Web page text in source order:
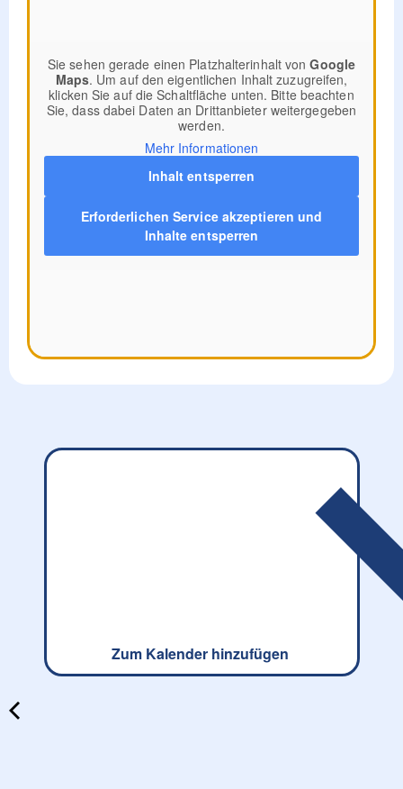
Sie sehen gerade einen Platzhalterinhalt vonGoogle
Maps. Um auf den eigentlichen Inhalt zuzugreifen,
klicken Sie auf die Schaltfläche unten. Bitte beachten
Sie, dass dabei Daten an Drittanbieter weitergegeben
werden.
Mehr Informationen
Inhalt entsperren
Erforderlichen Service akzeptieren und
Inhalte entsperren
Zum Kalender hinzufügen